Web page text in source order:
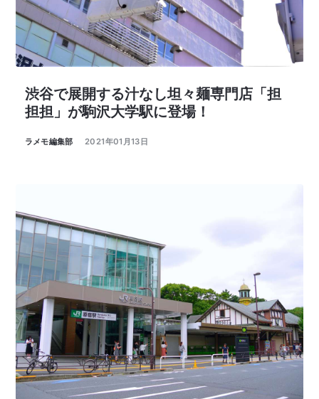
渋谷で展開する汁なし坦々麺専門店「担
担担」が駒沢大学駅に登場！
ラメモ編集部 2021年01月13日